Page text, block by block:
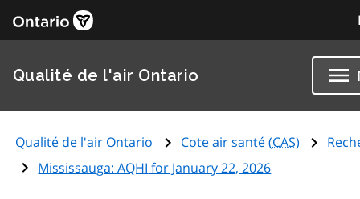
Qualité de l'air Ontario
Qualité de l'air Ontario Cote air santé (CAS)
Mississauga:AQHI for January 22, 2026